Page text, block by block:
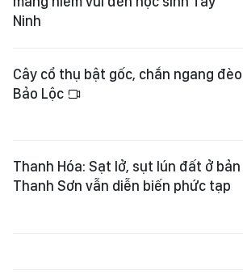
Ninh
Cây cổ thụ bật gốc, chắn ngang đèo
Bảo Lộc
Thanh Hóa: Sạt lở, sụt lún đất ở bản
Thanh Sơn vẫn diễn biến phức tạp